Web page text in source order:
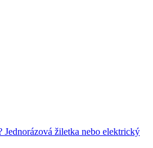
Jednorázová žiletka nebo elektrický